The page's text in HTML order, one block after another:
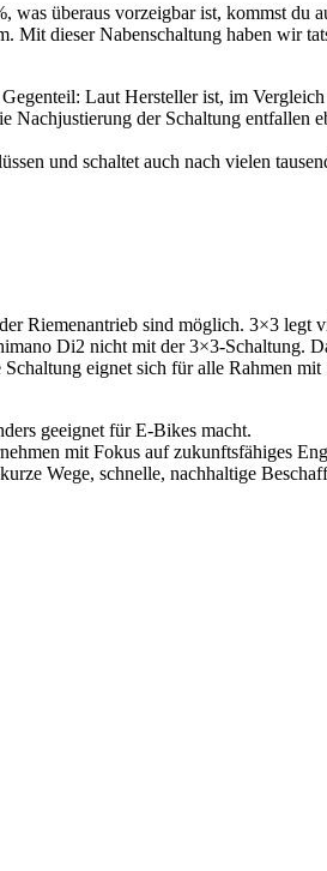
überaus vorzeigbar ist, kommst du
Mit dieser Nabenschaltung haben wir
Laut Hersteller ist, im
Nachjustierung der Schaltung entfallen
und schaltet auch nach vielen
Riemenantrieb sind möglich. 3×3 legt
Di2 nicht mit der 3×3-Schaltung.
eignet sich für alle Rahmen
geeignet für E-Bikes macht.
mit Fokus auf zukunftsfähiges
Wege, schnelle, nachhaltige